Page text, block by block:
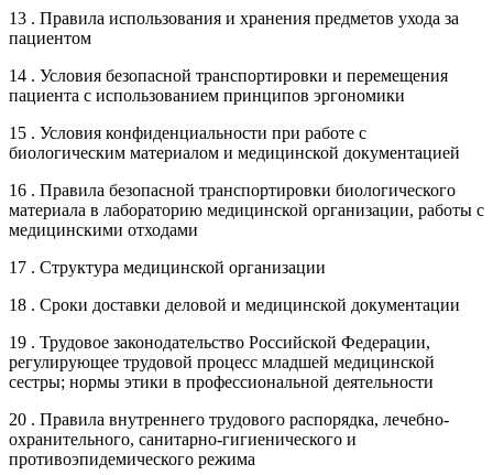
13 . Правила использования и хранения предметов ухода за
пациентом
14 . Условия безопасной транспортировки и перемещения
пациента с использованием принципов эргономики
15 . Условия конфиденциальности при работе с
биологическим материалом и медицинской документацией
16 . Правила безопасной транспортировки биологического
материала в лабораторию медицинской организации, работы с
медицинскими отходами
17 . Структура медицинской организации
18 . Сроки доставки деловой и медицинской документации
19 . Трудовое законодательство Российской Федерации,
регулирующее трудовой процесс младшей медицинской
сестры; нормы этики в профессиональной деятельности
20 . Правила внутреннего трудового распорядка, лечебно-
охранительного, санитарно-гигиенического и
противоэпидемического режима